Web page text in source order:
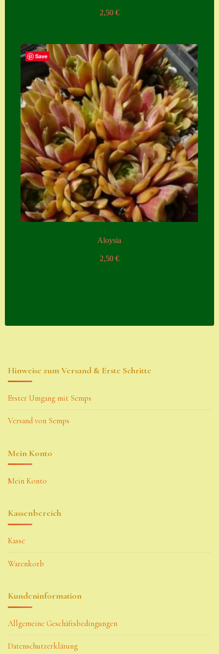
2,50 €
Save
Aloysia
2,50 €
Hinweise zum Versand & Erste Schritte
Erster Umgang mit Semps
Versand von Semps
Mein Konto
Mein Konto
Kassenbereich
Kasse
Warenkorb
Kundeninformation
Allgemeine Geschäftsbedingungen
Datenschutzerklärung